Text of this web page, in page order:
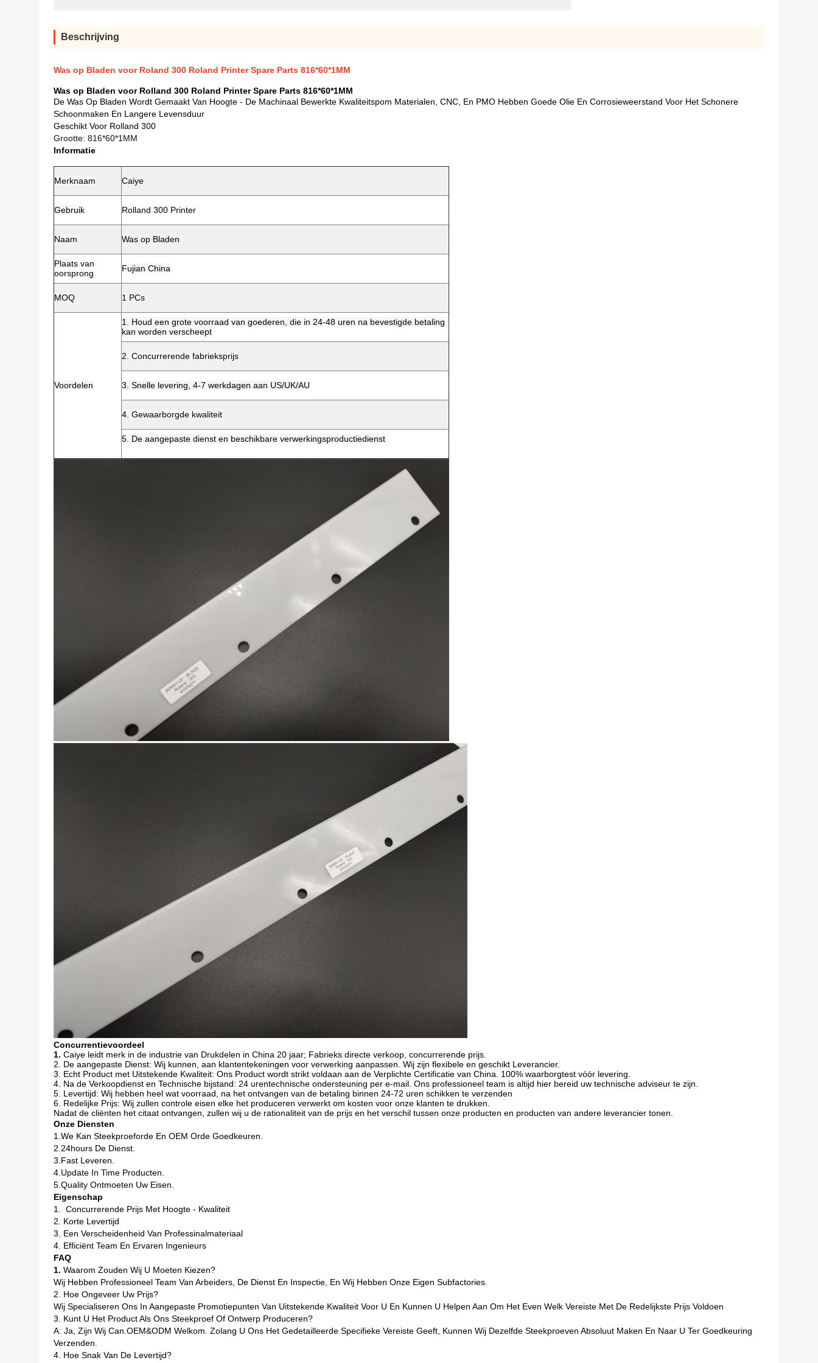
Beschrijving
Was op Bladen voor Roland 300 Roland Printer Spare Parts 816*60*1MM
Was op Bladen voor Rolland 300 Roland Printer Spare Parts 816*60*1MM
De Was Op Bladen Wordt Gemaakt Van Hoogte - De Machinaal Bewerkte Kwaliteitspom Materialen, CNC, En PMO Hebben Goede Olie En Corrosieweerstand Voor Het Schonere
Schoonmaken En Langere Levensduur
Geschikt Voor Rolland 300
Grootte: 816*60*1MM
Informatie
Merknaam Caiye
Gebruik Rolland 300 Printer
Naam Was op Bladen
Plaats van
oorsprong
Fujian China
MOQ 1 PCs
Voordelen
1. Houd een grote voorraad van goederen, die in 24-48 uren na bevestigde betaling
kan worden verscheept
2. Concurrerende fabrieksprijs
3. Snelle levering, 4-7 werkdagen aan US/UK/AU
4. Gewaarborgde kwaliteit
5. De aangepaste dienst en beschikbare verwerkingsproductiedienst
Concurrentievoordeel
1. Caiye leidt merk in de industrie van Drukdelen in China 20 jaar; Fabrieks directe verkoop, concurrerende prijs.
2. De aangepaste Dienst: Wij kunnen, aan klantentekeningen voor verwerking aanpassen. Wij zijn flexibele en geschikt Leverancier.
3. Echt Product met Uitstekende Kwaliteit: Ons Product wordt strikt voldaan aan de Verplichte Certificatie van China. 100% waarborgtest vóór levering.
4. Na de Verkoopdienst en Technische bijstand: 24 urentechnische ondersteuning per e-mail. Ons professioneel team is altijd hier bereid uw technische adviseur te zijn.
5. Levertijd: Wij hebben heel wat voorraad, na het ontvangen van de betaling binnen 24-72 uren schikken te verzenden
6. Redelijke Prijs: Wij zullen controle eisen elke het produceren verwerkt om kosten voor onze klanten te drukken.
Nadat de cliënten het citaat ontvangen, zullen wij u de rationaliteit van de prijs en het verschil tussen onze producten en producten van andere leverancier tonen.
Onze Diensten
1.We Kan Steekproeforde En OEM Orde Goedkeuren.
2.24hours De Dienst.
3.Fast Leveren.
4.Update In Time Producten.
5.Quality Ontmoeten Uw Eisen.
Eigenschap
1. Concurrerende Prijs Met Hoogte - Kwaliteit
2. Korte Levertijd
3. Een Verscheidenheid Van Professinalmateriaal
4. Efficiënt Team En Ervaren Ingenieurs
FAQ
1. Waarom Zouden Wij U Moeten Kiezen?
Wij Hebben Professioneel Team Van Arbeiders, De Dienst En Inspectie, En Wij Hebben Onze Eigen Subfactories.
2. Hoe Ongeveer Uw Prijs?
Wij Specialiseren Ons In Aangepaste Promotiepunten Van Uitstekende Kwaliteit Voor U En Kunnen U Helpen Aan Om Het Even Welk Vereiste Met De Redelijkste Prijs Voldoen
3. Kunt U Het Product Als Ons Steekproef Of Ontwerp Produceren?
A: Ja, Zijn Wij Can.OEM&ODM Welkom. Zolang U Ons Het Gedetailleerde Specifieke Vereiste Geeft, Kunnen Wij Dezelfde Steekproeven Absoluut Maken En Naar U Ter Goedkeuring
Verzenden.
4. Hoe Snak Van De Levertijd?